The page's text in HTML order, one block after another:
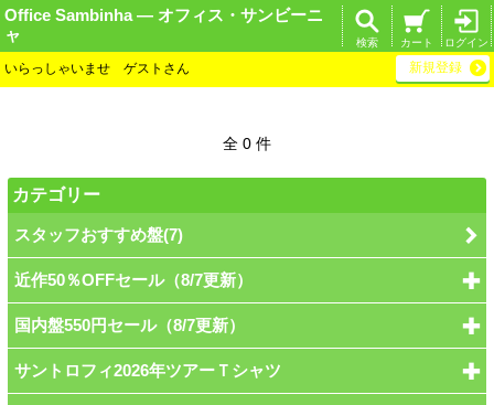
Office Sambinha ― オフィス・サンビーニ
ャ
ログイン
カート
検索
いらっしゃいませ ゲストさん 新規登録
全 0 件
カテゴリー
スタッフおすすめ盤(7)
近作50％OFFセール（8/7更新）
国内盤550円セール（8/7更新）
サントロフィ2026年ツアーＴシャツ